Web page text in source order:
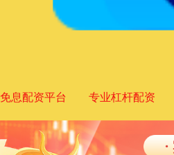
免息配资平台 专业杠杆配资